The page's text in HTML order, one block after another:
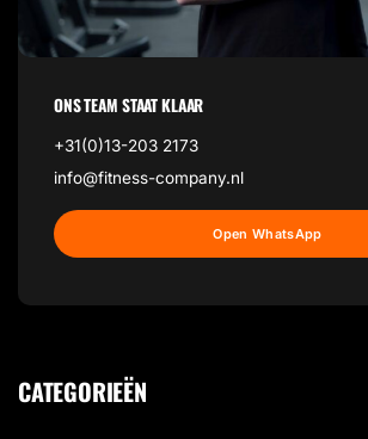
ONS TEAM STAAT KLAAR
+31(0)13-203 2173
info@fitness-company.nl
Open WhatsApp
CATEGORIEËN